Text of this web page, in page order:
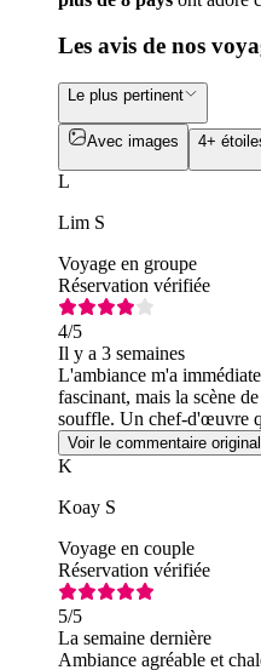
Les avis de nos
Le plus pertinent
Avec images 4+
L
Lim S
Voyage en groupe
Réservation vérifiée
4/5
Il y a 3 semaines
L'ambiance m'a
fascinant, mais la scène
souffle. Un chef-d'œuvre
Voir le commentaire
K
Koay S
Voyage en couple
Réservation vérifiée
5/5
La semaine dernière
Ambiance agréable et